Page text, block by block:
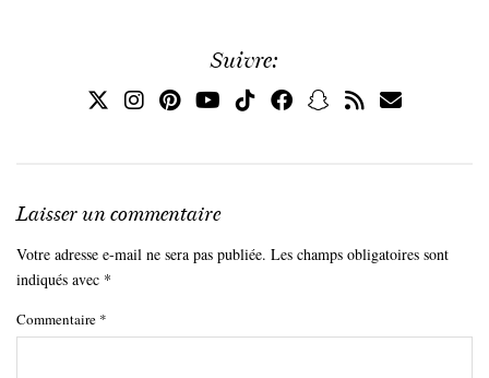
Suivre:
Laisser un commentaire
Votre adresse e-mail ne sera pas publiée. Les champs obligatoires sont
indiqués avec *
Commentaire *